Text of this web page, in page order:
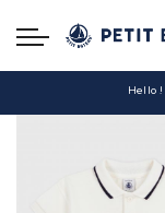
Hello
La